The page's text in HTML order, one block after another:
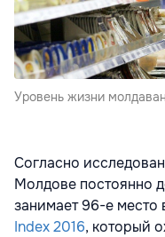
Уровень жизни
Согласно
Молдове постоянно
занимает 96-е место
Index 2016, который